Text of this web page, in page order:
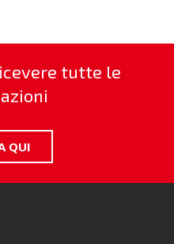
tutte le
QUI